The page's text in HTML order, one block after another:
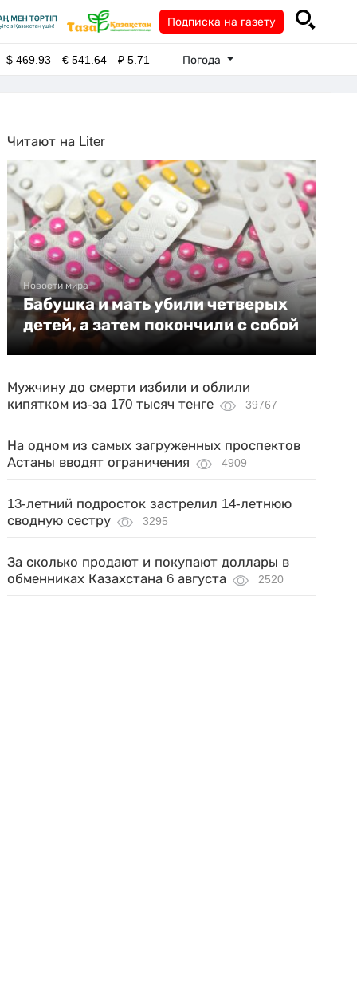
Подписка на газету
$469.93 €541.64 ₽5.71 Погода
Читают на Liter
Новости мира
Бабушка и мать убили четверых
детей, а затем покончили с собой
Мужчину до смерти избили и облили
кипятком из-за 170 тысяч тенге
39767
На одном из самых загруженных проспектов
Астаны вводят ограничения
4909
13-летний подросток застрелил 14-летнюю
сводную сестру
3295
За сколько продают и покупают доллары в
обменниках Казахстана 6 августа
2520